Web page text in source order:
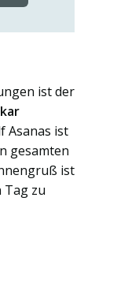
ist der
Asanas ist
gesamten
ist
zu